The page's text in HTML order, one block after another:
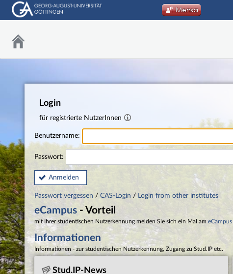
Login
für registrierte NutzerInnen
Benutzername:
Passwort:
Anmelden
Passwort vergessen / CAS-Login / Login from other institutes
eCampus - Vorteil
mit Ihrer studentischen Nutzerkennung melden Sie sich ein Mal am eCampus
Informationen
Informationen - zur studentischen Nutzerkennung, Zugang zu Stud.IP etc.
Stud.IP-News